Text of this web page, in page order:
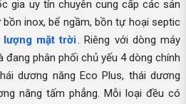
gia uy tín chuyên cung cấp các sản
inox, bể ngầm, bồn tự hoại septic
lượng mặt trời. Riêng với dòng máy
đang phân phối chủ yếu 4 dòng chính
dương năng Eco Plus, thái dương
năng tấm phẳng. Mỗi loại đều có